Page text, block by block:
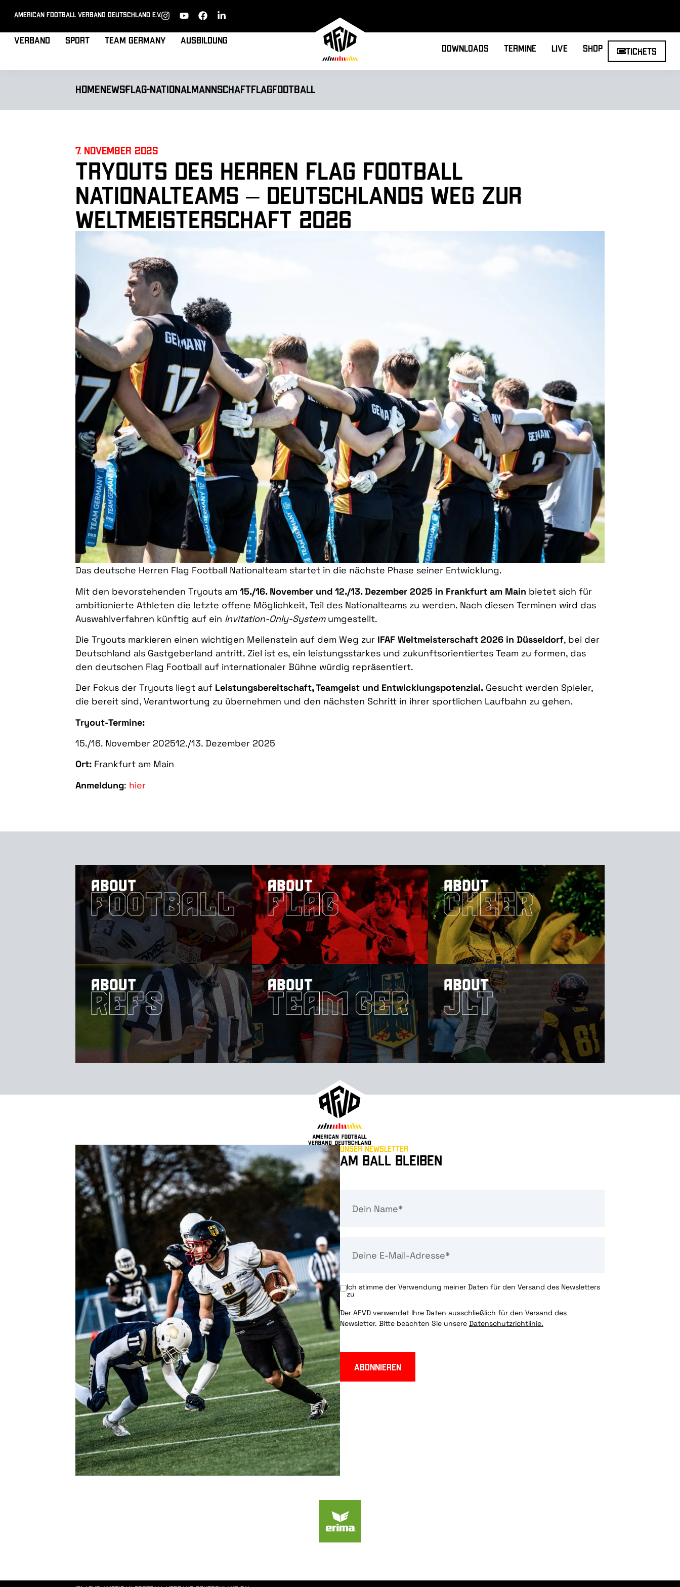
American Football Verband Deutschland e.V.
Verband Sport Team Germany Ausbildung
Downloads Termine Live Shop Tickets
HomeNewsFlag-NationalmannschaftFlagfootball
7. November 2025
Tryouts des Herren Flag Football
Nationalteams – Deutschlands Weg zur
Weltmeisterschaft 2026
Das deutsche Herren Flag Football Nationalteam startet in die nächste Phase seiner Entwicklung.
Mit den bevorstehenden Tryouts am 15./16. November und 12./13. Dezember 2025 in Frankfurt am Main bietet sich für
ambitionierte Athleten die letzte offene Möglichkeit, Teil des Nationalteams zu werden. Nach diesen Terminen wird das
Auswahlverfahren künftig auf ein Invitation-Only-Systemumgestellt.
Die Tryouts markieren einen wichtigen Meilenstein auf dem Weg zur IFAF Weltmeisterschaft 2026 in Düsseldorf, bei der
Deutschland als Gastgeberland antritt. Ziel ist es, ein leistungsstarkes und zukunftsorientiertes Team zu formen, das
den deutschen Flag Football auf internationaler Bühne würdig repräsentiert.
Der Fokus der Tryouts liegt auf Leistungsbereitschaft, Teamgeist und Entwicklungspotenzial. Gesucht werden Spieler,
die bereit sind, Verantwortung zu übernehmen und den nächsten Schritt in ihrer sportlichen Laufbahn zu gehen.
Tryout-Termine:
15./16. November 202512./13. Dezember 2025
Ort: Frankfurt am Main
Anmeldung: hier
Unser Newsletter
Am Ball bleiben
Ich stimme der Verwendung meiner Daten für den Versand des Newsletters
zu
Der AFVD verwendet Ihre Daten ausschließlich für den Versand des
Newsletter. Bitte beachten Sie unsere Datenschutzrichtlinie.
Abonnieren